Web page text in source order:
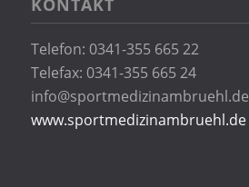
KONTAKT
Telefon: 0341-355 665 22
Telefax: 0341-355 665 24
info@sportmedizinambruehl.de
www.sportmedizinambruehl.de